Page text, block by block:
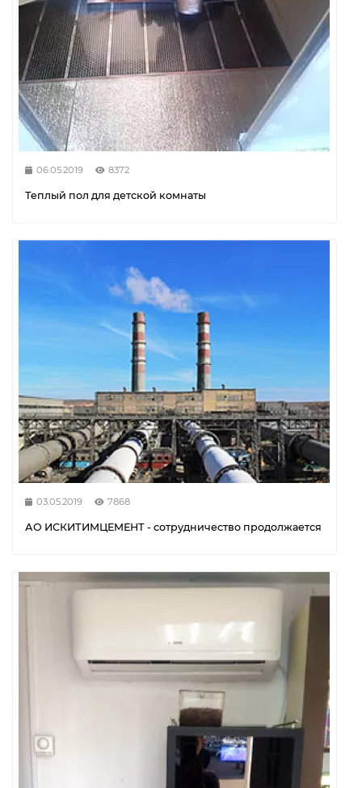
06.05.2019 8372
Теплый пол для детской комнаты
03.05.2019 7868
АО ИСКИТИМЦЕМЕНТ - сотрудничество продолжается